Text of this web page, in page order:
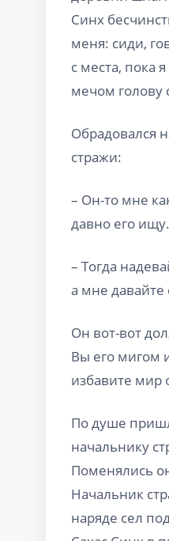
Синх
меня: сиди,
с места, пока
мечом голову
Обрадовался
стражи:
– Он-то мне
давно его ищу.
– Тогда
а мне давайте
Он вот-вот
Вы его мигом
избавите мир
По душе
начальнику
Поменялись
Начальник
наряде сел